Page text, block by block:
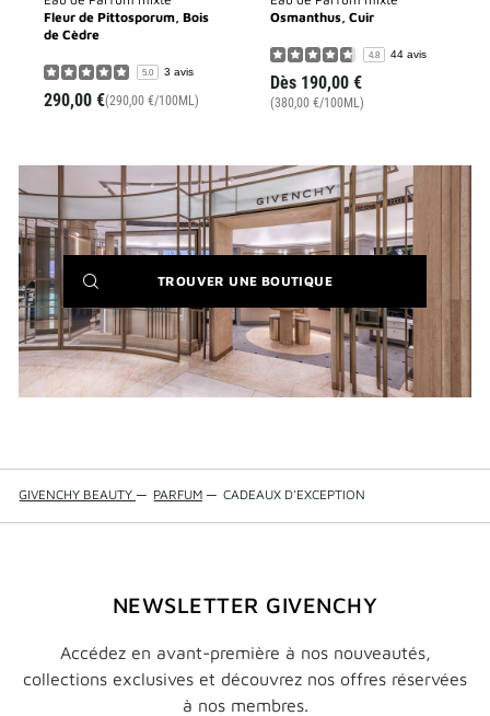
Fleur de Pittosporum, Bois
de Cèdre
5.0 3 avis
290,00 €(290,00 €/100ML)
Osmanthus, Cuir
4.8 44 avis
Dès 190,00 €
(380,00 €/100ML)
TROUVER UNE BOUTIQUE(NEW
WINDOW)
GIVENCHY BEAUTY — PARFUM — CADEAUX D'EXCEPTION
NEWSLETTER GIVENCHY
Accédez en avant-première à nos nouveautés,
collections exclusives et découvrez nos offres réservées
à nos membres.